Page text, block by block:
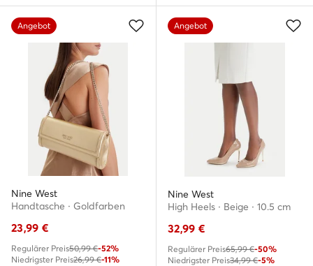
Angebot
Nine West
Handtasche · Goldfarben
23,99 €
Regulärer Preis50,99 €-52%
Niedrigster Preis26,99 €-11%
Angebot
Nine West
High Heels · Beige · 10.5 cm
32,99 €
Regulärer Preis65,99 €-50%
Niedrigster Preis34,99 €-5%